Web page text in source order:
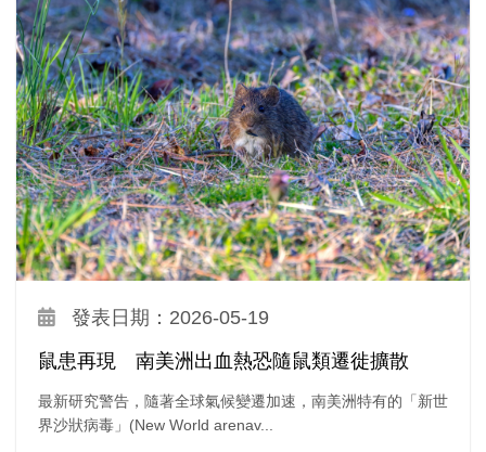
發表日期：2026-05-19
鼠患再現 南美洲出血熱恐隨鼠類遷徙擴散
最新研究警告，隨著全球氣候變遷加速，南美洲特有的「新世
界沙狀病毒」(New World arenav...